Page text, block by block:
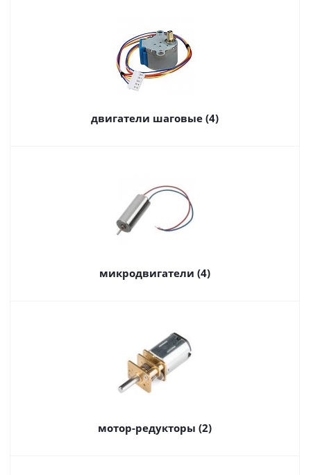
двигатели шаговые (4)
микродвигатели (4)
мотор-редукторы (2)